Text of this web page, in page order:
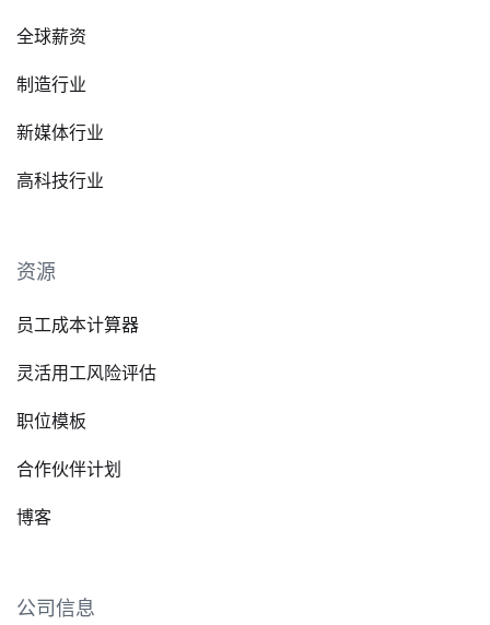
全球薪资
制造行业
新媒体行业
高科技行业
资源
员工成本计算器
灵活用工风险评估
职位模板
合作伙伴计划
博客
公司信息